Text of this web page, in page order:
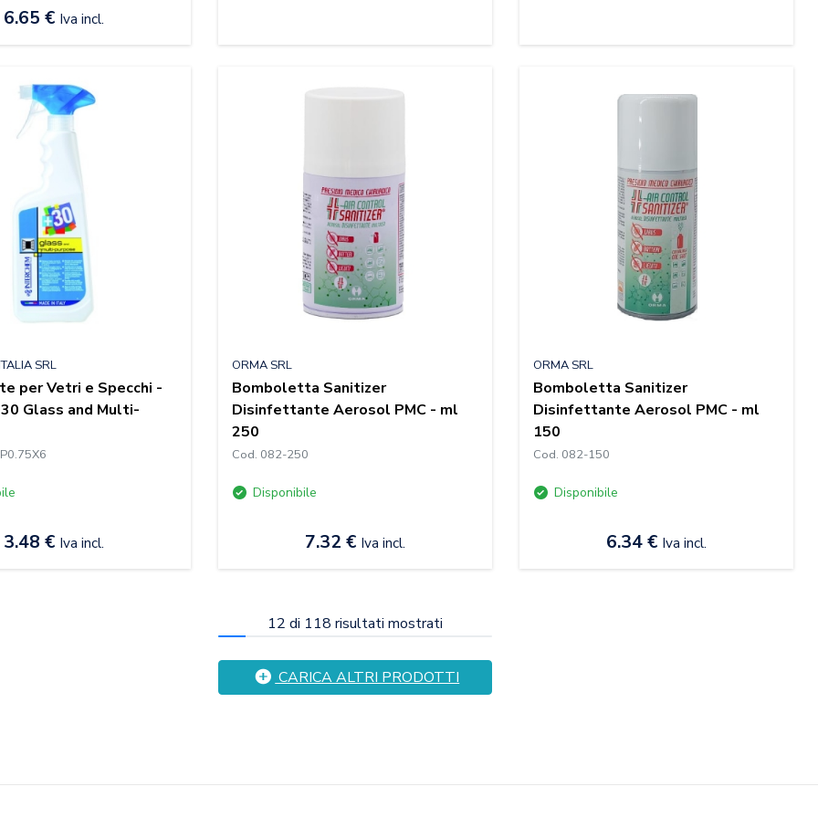
6.65 € Iva incl.
SRL
per Vetri e Specchi -
Glass and Multi-
3.48 € Iva incl.
ORMA SRL
Bomboletta Sanitizer
Disinfettante Aerosol PMC - ml
250
Cod. 082-250
Disponibile
7.32 € Iva incl.
ORMA SRL
Bomboletta Sanitizer
Disinfettante Aerosol PMC - ml
150
Cod. 082-150
Disponibile
6.34 € Iva incl.
12 di 118 risultati mostrati
CARICA ALTRI PRODOTTI